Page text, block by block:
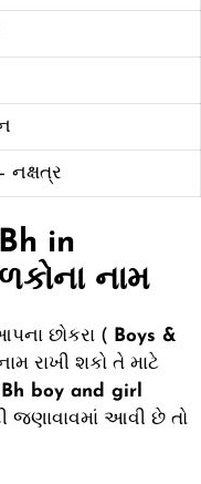
નક્ષત્ર
in
નામ
છોકરા (
Boys &
રાખી શકો તે માટે
boy and girl
જણાવાવમાં આવી છે તો